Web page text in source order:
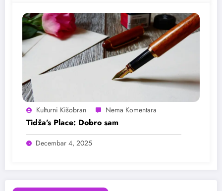
Kulturni Kišobran
Tidža’s Place: Dobro sam
Decembar 4, 2025